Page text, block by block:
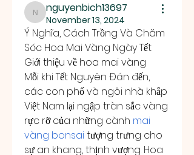
nguyenbich13697
nguyenbich13697
November 13, 2024
Ý Nghĩa, Cách Trồng Và Chăm
Sóc Hoa Mai Vàng Ngày Tết
Giới thiệu về hoa mai vàng
Mỗi khi Tết Nguyên Đán đến,
các con phố và ngôi nhà khắp
Việt Nam lại ngập tràn sắc vàng
rực rỡ của những cành mai
vàng bonsai tượng trưng cho
sự an khang, thịnh vượng. Hoa